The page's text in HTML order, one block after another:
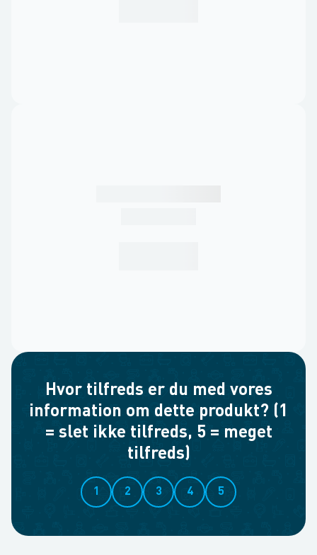
Hvor tilfreds er du med vores
information om dette produkt? (1
= slet ikke tilfreds, 5 = meget
tilfreds)
1 2 3 4 5